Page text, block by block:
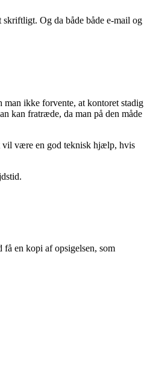
Og da både både e-mail og
man ikke forvente, at kontoret stadig
kan fratræde, da man på den måde
vil være en god teknisk hjælp, hvis
en kopi af opsigelsen, som